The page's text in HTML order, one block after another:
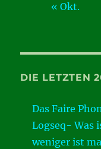
« Okt.
DIE LETZTEN
Das Faire
Logseq- Was
weniger ist